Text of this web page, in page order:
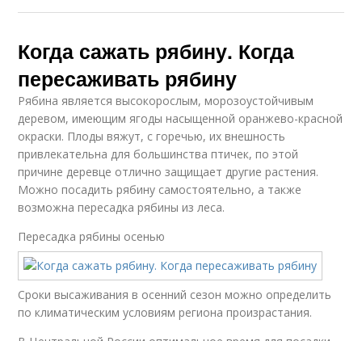
Когда сажать рябину. Когда
пересаживать рябину
Рябина является высокорослым, морозоустойчивым
деревом, имеющим ягоды насыщенной оранжево-красной
окраски. Плоды вяжут, с горечью, их внешность
привлекательна для большинства птичек, по этой
причине деревце отлично защищает другие растения.
Можно посадить рябину самостоятельно, а также
возможна пересадка рябины из леса.
Пересадка рябины осенью
Сроки высаживания в осенний сезон можно определить
по климатическим условиям региона произрастания.